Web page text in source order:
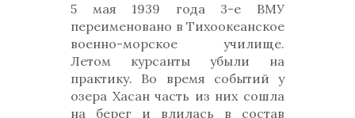
5 мая 1939 года 3-е ВМУ
переименовано в Тихоокеанское
военно-морское училище.
Летом курсанты убыли на
практику. Во время событий у
озера Хасан часть из них сошла
на берег и влилась в состав